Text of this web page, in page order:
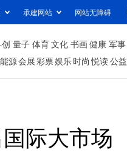
承建网站 网站无障碍
量子 体育文化 书画健康 军事
能源会展彩票娱乐时尚 悦读公益
际大市场